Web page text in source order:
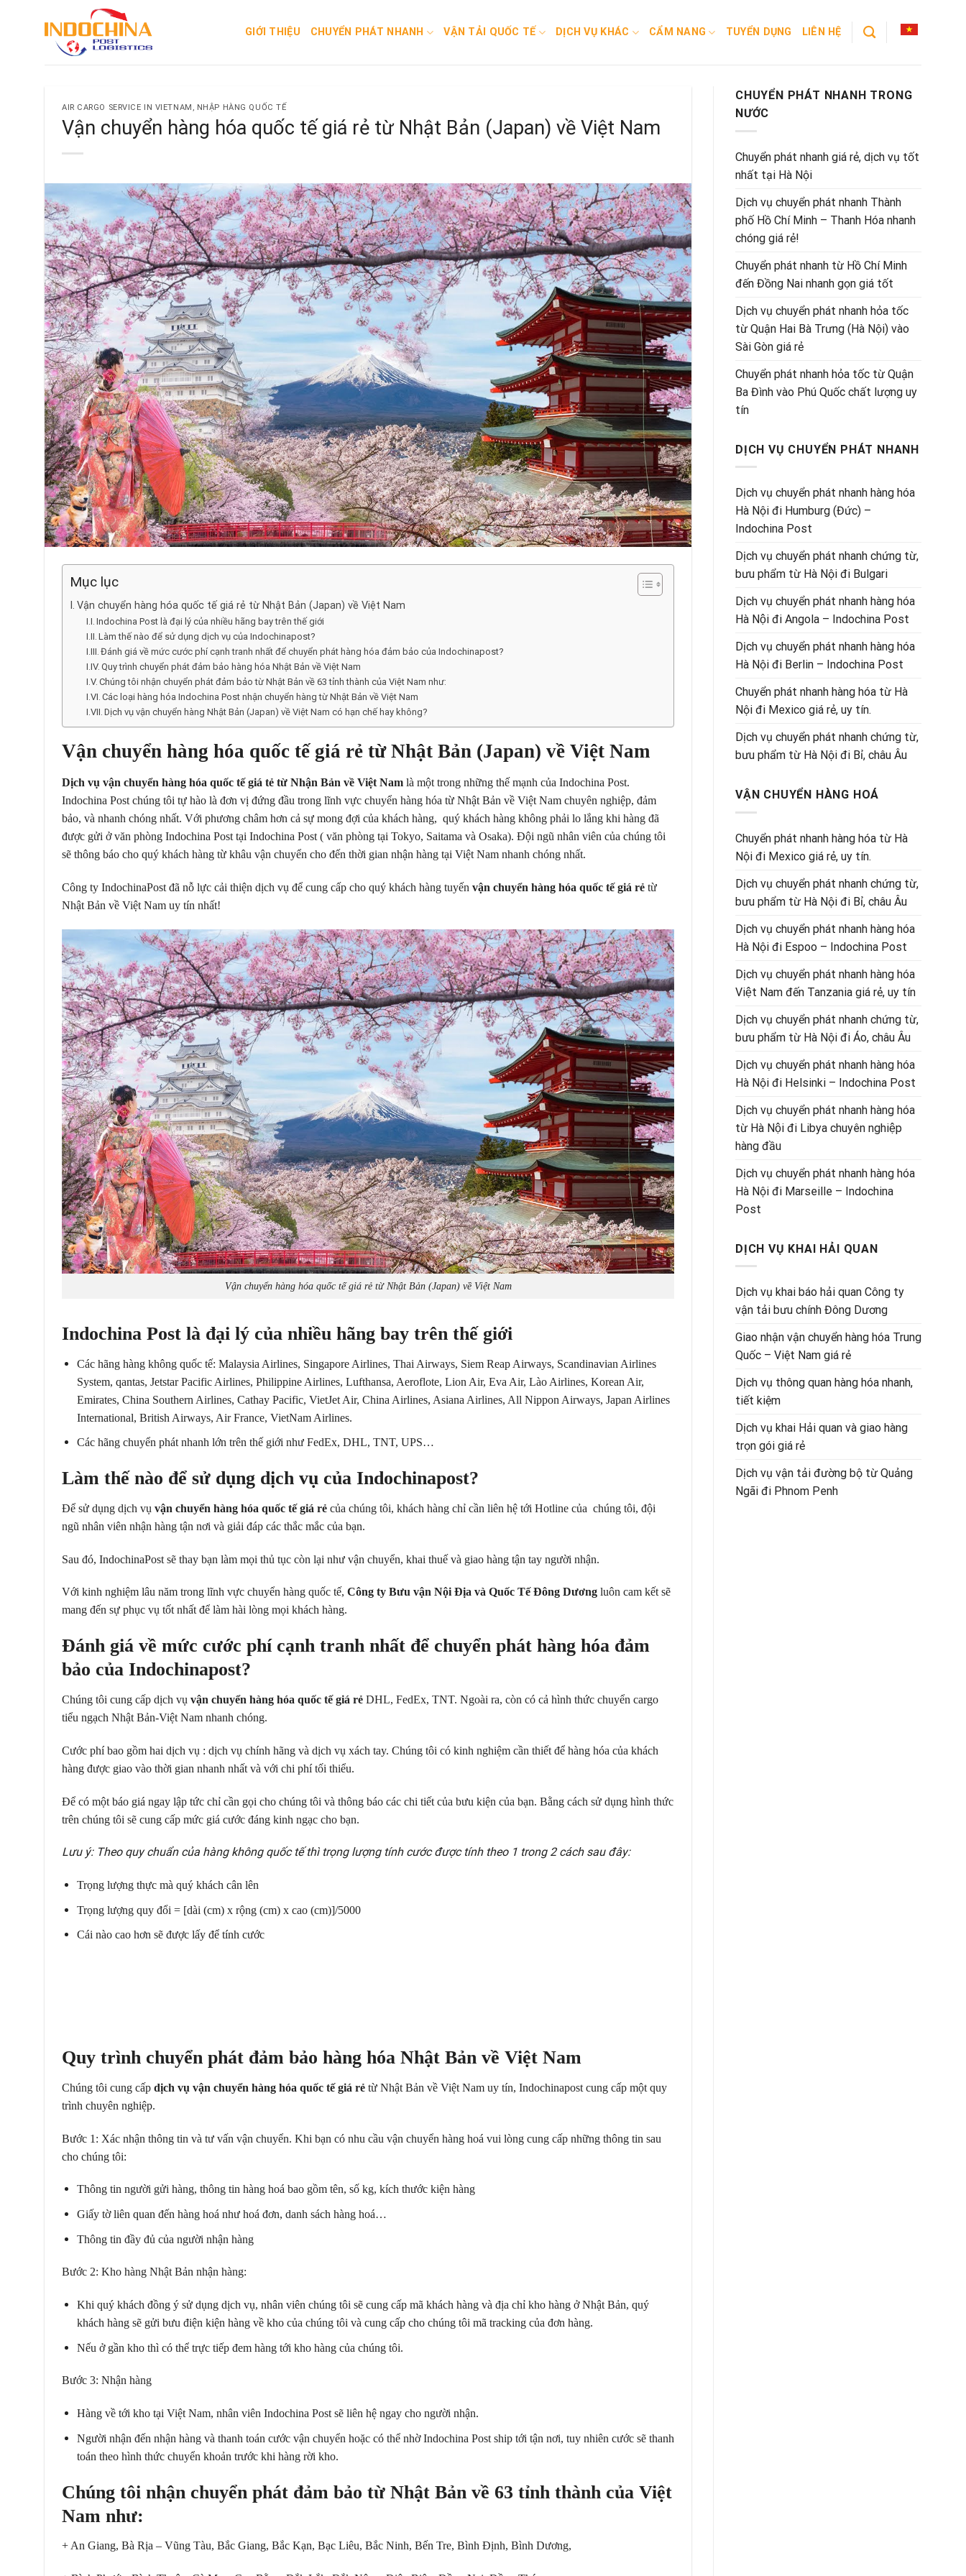
GIỚI THIỆU CHUYỂN PHÁT NHANH VẬN TẢI QUỐC TẾ DỊCH VỤ KHÁC CẨM NANG TUYỂN DỤNG LIÊN HỆ
AIR CARGO SERVICE IN VIETNAM , NHẬP HÀNG QUỐC TẾ
Vận chuyển hàng hóa quốc tế giá rẻ từ Nhật Bản (Japan) về Việt Nam
Mục lục
Vận chuyển hàng hóa quốc tế giá rẻ từ Nhật Bản (Japan) về Việt Nam
Indochina Post là đại lý của nhiều hãng bay trên thế giới
Làm thế nào để sử dụng dịch vụ của Indochinapost?
Đánh giá về mức cước phí cạnh tranh nhất để chuyển phát hàng hóa đảm bảo của Indochinapost?
Quy trình chuyển phát đảm bảo hàng hóa Nhật Bản về Việt Nam
Chúng tôi nhận chuyển phát đảm bảo từ Nhật Bản về 63 tỉnh thành của Việt Nam như:
Các loại hàng hóa Indochina Post nhận chuyển hàng từ Nhật Bản về Việt Nam
Dịch vụ vận chuyển hàng Nhật Bản (Japan) về Việt Nam có hạn chế hay không?
Vận chuyển hàng hóa quốc tế giá rẻ từ Nhật Bản (Japan) về Việt Nam
Dịch vụ vận chuyển hàng hóa quốc tế giá tẻ từ Nhận Bản về Việt Nam là một trong những thế mạnh của Indochina Post.
Indochina Post chúng tôi tự hào là đơn vị đứng đầu trong lĩnh vực chuyển hàng hóa từ Nhật Bản về Việt Nam chuyên nghiệp, đảm
bảo, và nhanh chóng nhất. Với phương châm hơn cả sự mong đợi của khách hàng, quý khách hàng không phải lo lắng khi hàng đã
được gửi ở văn phòng Indochina Post tại Indochina Post ( văn phòng tại Tokyo, Saitama và Osaka). Đội ngũ nhân viên của chúng tôi
sẽ thông báo cho quý khách hàng từ khâu vận chuyển cho đến thời gian nhận hàng tại Việt Nam nhanh chóng nhất.
Công ty IndochinaPost đã nỗ lực cải thiện dịch vụ để cung cấp cho quý khách hàng tuyến vận chuyển hàng hóa quốc tế giá rẻ từ
Nhật Bản về Việt Nam uy tín nhất!
Vận chuyển hàng hóa quốc tế giá rẻ từ Nhật Bản (Japan) về Việt Nam
Indochina Post là đại lý của nhiều hãng bay trên thế giới
Các hãng hàng không quốc tế: Malaysia Airlines, Singapore Airlines, Thai Airways, Siem Reap Airways, Scandinavian Airlines
System, qantas, Jetstar Pacific Airlines, Philippine Airlines, Lufthansa, Aeroflote, Lion Air, Eva Air, Lào Airlines, Korean Air,
Emirates, China Southern Airlines, Cathay Pacific, VietJet Air, China Airlines, Asiana Airlines, All Nippon Airways, Japan Airlines
International, British Airways, Air France, VietNam Airlines.
Các hãng chuyển phát nhanh lớn trên thế giới như FedEx, DHL, TNT, UPS…
Làm thế nào để sử dụng dịch vụ của Indochinapost?
Để sử dụng dịch vụ vận chuyển hàng hóa quốc tế giá rẻ của chúng tôi, khách hàng chỉ cần liên hệ tới Hotline của chúng tôi, đội
ngũ nhân viên nhận hàng tận nơi và giải đáp các thắc mắc của bạn.
Sau đó, IndochinaPost sẽ thay bạn làm mọi thủ tục còn lại như vận chuyển, khai thuế và giao hàng tận tay người nhận.
Với kinh nghiệm lâu năm trong lĩnh vực chuyển hàng quốc tế, Công ty Bưu vận Nội Địa và Quốc Tế Đông Dương luôn cam kết sẽ
mang đến sự phục vụ tốt nhất để làm hài lòng mọi khách hàng.
Đánh giá về mức cước phí cạnh tranh nhất để chuyển phát hàng hóa đảm
bảo của Indochinapost?
Chúng tôi cung cấp dịch vụ vận chuyển hàng hóa quốc tế giá rẻ DHL, FedEx, TNT. Ngoài ra, còn có cả hình thức chuyển cargo
tiểu ngạch Nhật Bản-Việt Nam nhanh chóng.
Cước phí bao gồm hai dịch vụ : dịch vụ chính hãng và dịch vụ xách tay. Chúng tôi có kinh nghiệm cần thiết để hàng hóa của khách
hàng được giao vào thời gian nhanh nhất và với chi phí tối thiểu.
Để có một báo giá ngay lập tức chỉ cần gọi cho chúng tôi và thông báo các chi tiết của bưu kiện của bạn. Bằng cách sử dụng hình thức
trên chúng tôi sẽ cung cấp mức giá cước đáng kinh ngạc cho bạn.
Lưu ý: Theo quy chuẩn của hàng không quốc tế thì trọng lượng tính cước được tính theo 1 trong 2 cách sau đây:
Trọng lượng thực mà quý khách cân lên
Trọng lượng quy đổi = [dài (cm) x rộng (cm) x cao (cm)]/5000
Cái nào cao hơn sẽ được lấy để tính cước
Quy trình chuyển phát đảm bảo hàng hóa Nhật Bản về Việt Nam
Chúng tôi cung cấp dịch vụ vận chuyển hàng hóa quốc tế giá rẻ từ Nhật Bản về Việt Nam uy tín, Indochinapost cung cấp một quy
trình chuyên nghiệp.
Bước 1: Xác nhận thông tin và tư vấn vận chuyển. Khi bạn có nhu cầu vận chuyển hàng hoá vui lòng cung cấp những thông tin sau
cho chúng tôi:
Thông tin người gửi hàng, thông tin hàng hoá bao gồm tên, số kg, kích thước kiện hàng
Giấy tờ liên quan đến hàng hoá như hoá đơn, danh sách hàng hoá…
Thông tin đầy đủ của người nhận hàng
Bước 2: Kho hàng Nhật Bản nhận hàng:
Khi quý khách đồng ý sử dụng dịch vụ, nhân viên chúng tôi sẽ cung cấp mã khách hàng và địa chỉ kho hàng ở Nhật Bản, quý
khách hàng sẽ gửi bưu điện kiện hàng về kho của chúng tôi và cung cấp cho chúng tôi mã tracking của đơn hàng.
Nếu ở gần kho thì có thể trực tiếp đem hàng tới kho hàng của chúng tôi.
Bước 3: Nhận hàng
Hàng về tới kho tại Việt Nam, nhân viên Indochina Post sẽ liên hệ ngay cho người nhận.
Người nhận đến nhận hàng và thanh toán cước vận chuyển hoặc có thể nhờ Indochina Post ship tới tận nơi, tuy nhiên cước sẽ thanh
toán theo hình thức chuyển khoản trước khi hàng rời kho.
Chúng tôi nhận chuyển phát đảm bảo từ Nhật Bản về 63 tỉnh thành của Việt
Nam như:
+ An Giang, Bà Rịa – Vũng Tàu, Bắc Giang, Bắc Kạn, Bạc Liêu, Bắc Ninh, Bến Tre, Bình Định, Bình Dương,
CHUYỂN PHÁT NHANH TRONG
NƯỚC
Chuyển phát nhanh giá rẻ, dịch vụ tốt
nhất tại Hà Nội
Dịch vụ chuyển phát nhanh Thành
phố Hồ Chí Minh – Thanh Hóa nhanh
chóng giá rẻ!
Chuyển phát nhanh từ Hồ Chí Minh
đến Đồng Nai nhanh gọn giá tốt
Dịch vụ chuyển phát nhanh hỏa tốc
từ Quận Hai Bà Trưng (Hà Nội) vào
Sài Gòn giá rẻ
Chuyển phát nhanh hỏa tốc từ Quận
Ba Đình vào Phú Quốc chất lượng uy
tín
DỊCH VỤ CHUYỂN PHÁT NHANH
Dịch vụ chuyển phát nhanh hàng hóa
Hà Nội đi Humburg (Đức) –
Indochina Post
Dịch vụ chuyển phát nhanh chứng từ,
bưu phẩm từ Hà Nội đi Bulgari
Dịch vụ chuyển phát nhanh hàng hóa
Hà Nội đi Angola – Indochina Post
Dịch vụ chuyển phát nhanh hàng hóa
Hà Nội đi Berlin – Indochina Post
Chuyển phát nhanh hàng hóa từ Hà
Nội đi Mexico giá rẻ, uy tín.
Dịch vụ chuyển phát nhanh chứng từ,
bưu phẩm từ Hà Nội đi Bỉ, châu Âu
VẬN CHUYỂN HÀNG HOÁ
Chuyển phát nhanh hàng hóa từ Hà
Nội đi Mexico giá rẻ, uy tín.
Dịch vụ chuyển phát nhanh chứng từ,
bưu phẩm từ Hà Nội đi Bỉ, châu Âu
Dịch vụ chuyển phát nhanh hàng hóa
Hà Nội đi Espoo – Indochina Post
Dịch vụ chuyển phát nhanh hàng hóa
Việt Nam đến Tanzania giá rẻ, uy tín
Dịch vụ chuyển phát nhanh chứng từ,
bưu phẩm từ Hà Nội đi Áo, châu Âu
Dịch vụ chuyển phát nhanh hàng hóa
Hà Nội đi Helsinki – Indochina Post
Dịch vụ chuyển phát nhanh hàng hóa
từ Hà Nội đi Libya chuyên nghiệp
hàng đầu
Dịch vụ chuyển phát nhanh hàng hóa
Hà Nội đi Marseille – Indochina
Post
DỊCH VỤ KHAI HẢI QUAN
Dịch vụ khai báo hải quan Công ty
vận tải bưu chính Đông Dương
Giao nhận vận chuyển hàng hóa Trung
Quốc – Việt Nam giá rẻ
Dịch vụ thông quan hàng hóa nhanh,
tiết kiệm
Dịch vụ khai Hải quan và giao hàng
trọn gói giá rẻ
Dịch vụ vận tải đường bộ từ Quảng
Ngãi đi Phnom Penh